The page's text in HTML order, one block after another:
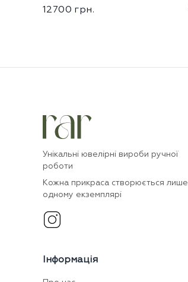
12700 грн.
Унікальні ювелірні вироби ручної
роботи
Кожна прикраса створюється
одному екземплярі
Інформація